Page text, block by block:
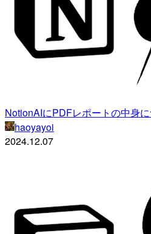
NotionAIにPDFレポートの中身
haoyayoi
2024.12.07